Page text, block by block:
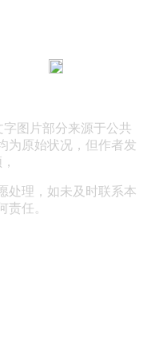
图片部分来源于公共
为原始状况，但作者发
处理，如未及时联系本
责任。